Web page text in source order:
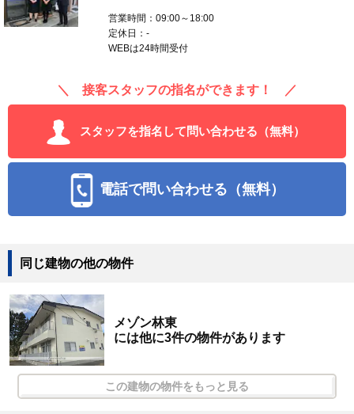
営業時間：09:00～18:00
定休日：-
WEBは24時間受付
＼ 接客スタッフの指名ができます！ ／
スタッフを指名して問い合わせる（無料）
電話で問い合わせる（無料）
同じ建物の他の物件
メゾン林東
には他に3件の物件があります
この建物の物件をもっと見る